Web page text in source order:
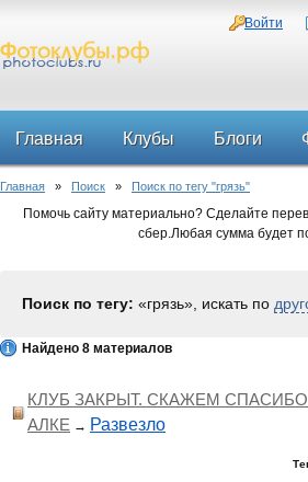
Войти
Главная Клубы Блоги
Форум
Главная » Поиск » Поиск по тегу "грязь"
Помочь сайту материально? Сделайте
сбер.Любая сумма будет
Поиск по тегу: «грязь», искать по
Найдено 8 материалов
КЛУБ ЗАКРЫТ. СКАЖЕМ
АЛКЕ → Развезло